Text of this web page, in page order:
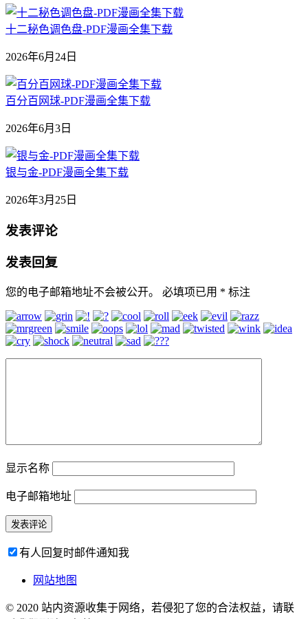
十二秘色调色盘-PDF漫画全集下载
2026年6月24日
百分百网球-PDF漫画全集下载
2026年6月3日
银与金-PDF漫画全集下载
2026年3月25日
发表评论
发表回复
您的电子邮箱地址不会被公开。 必填项已用 * 标注
显示名称
电子邮箱地址
有人回复时邮件通知我
网站地图
© 2020 站内资源收集于网络，若侵犯了您的合法权益，请联